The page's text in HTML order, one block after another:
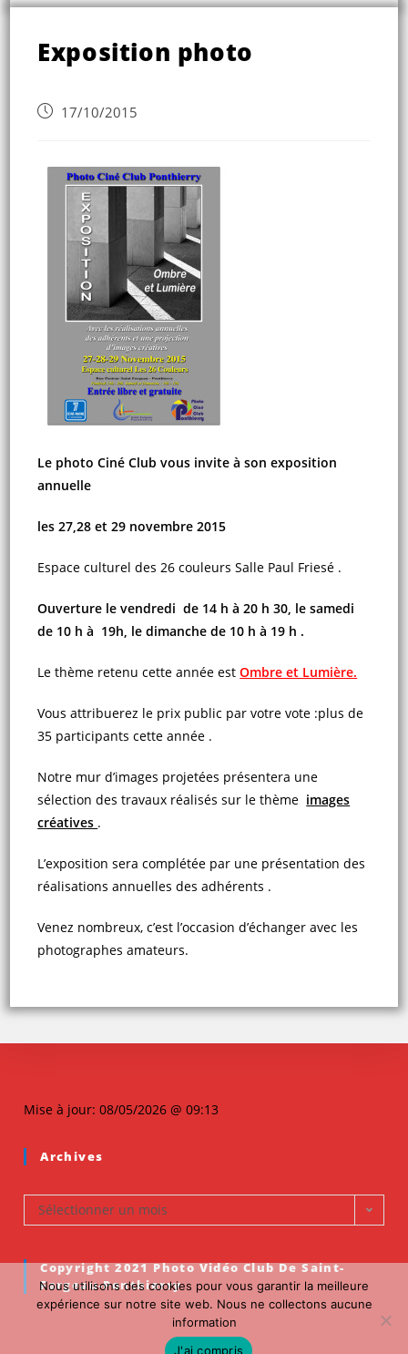
Exposition photo
17/10/2015
Le photo Ciné Club vous invite à son exposition
annuelle
les 27,28 et 29 novembre 2015
Espace culturel des 26 couleurs Salle Paul Friesé .
Ouverture le vendredi de 14 h à 20 h 30, le samedi
de 10 h à 19h, le dimanche de 10 h à 19 h .
Le thème retenu cette année est Ombre et Lumière.
Vous attribuerez le prix public par votre vote :plus de
35 participants cette année .
Notre mur d’images projetées présentera une
sélection des travaux réalisés sur le thème images
créatives .
L’exposition sera complétée par une présentation des
réalisations annuelles des adhérents .
Venez nombreux, c’est l’occasion d’échanger avec les
photographes amateurs.
Mise à jour: 08/05/2026 @ 09:13
Archives
Sélectionner un mois
Copyright 2021 Photo Vidéo Club De Saint-
Fargeau-Ponthierry
Nous utilisons des cookies pour vous garantir la meilleure
expérience sur notre site web. Nous ne collectons aucune
information
J'ai compris